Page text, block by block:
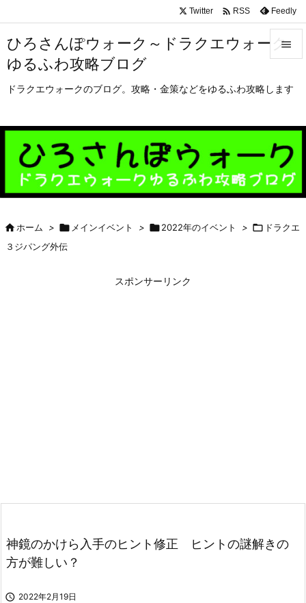
ひろさんぽウォーク～ドラクエウォーク
ゆるふわ攻略ブログ
ドラクエウォークのブログ。攻略・金策などをゆるふわ攻略します

メニュ

前へ

次へ
検索
Twitter  RSS Feedly
ホーム >  メインイベント > 2022年のイベント >  ドラクエ
３ジパング外伝
スポンサーリンク
神鏡のかけら入手のヒント修正 ヒントの謎解きの
方が難しい？
 2022年2月19日